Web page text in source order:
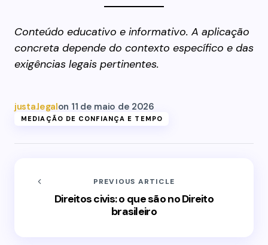
Conteúdo educativo e informativo. A aplicação
concreta depende do contexto específico e das
exigências legais pertinentes.
justa.legalon 11 de maio de 2026
MEDIAÇÃO DE CONFIANÇA E TEMPO
PREVIOUS ARTICLE
Direitos civis: o que são no Direito
brasileiro